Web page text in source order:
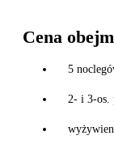
Cena
5
2- i 3-os.